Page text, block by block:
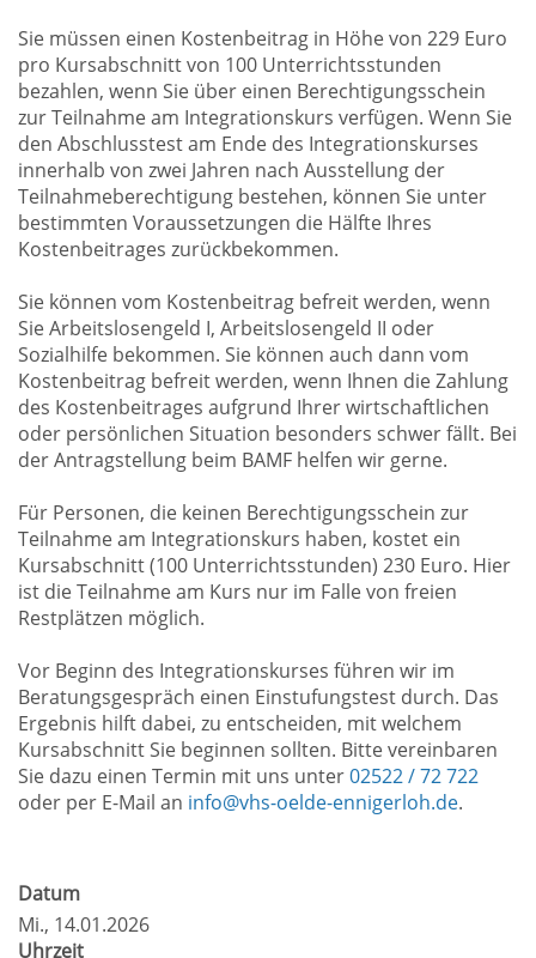
Sie müssen einen Kostenbeitrag in Höhe von 229 Euro
pro Kursabschnitt von 100 Unterrichtsstunden
bezahlen, wenn Sie über einen Berechtigungsschein
zur Teilnahme am Integrationskurs verfügen. Wenn Sie
den Abschlusstest am Ende des Integrationskurses
innerhalb von zwei Jahren nach Ausstellung der
Teilnahmeberechtigung bestehen, können Sie unter
bestimmten Voraussetzungen die Hälfte Ihres
Kostenbeitrages zurückbekommen.
Sie können vom Kostenbeitrag befreit werden, wenn
Sie Arbeitslosengeld I, Arbeitslosengeld II oder
Sozialhilfe bekommen. Sie können auch dann vom
Kostenbeitrag befreit werden, wenn Ihnen die Zahlung
des Kostenbeitrages aufgrund Ihrer wirtschaftlichen
oder persönlichen Situation besonders schwer fällt. Bei
der Antragstellung beim BAMF helfen wir gerne.
Für Personen, die keinen Berechtigungsschein zur
Teilnahme am Integrationskurs haben, kostet ein
Kursabschnitt (100 Unterrichtsstunden) 230 Euro. Hier
ist die Teilnahme am Kurs nur im Falle von freien
Restplätzen möglich.
Vor Beginn des Integrationskurses führen wir im
Beratungsgespräch einen Einstufungstest durch. Das
Ergebnis hilft dabei, zu entscheiden, mit welchem
Kursabschnitt Sie beginnen sollten. Bitte vereinbaren
Sie dazu einen Termin mit uns unter02522 / 72 722
oder per E-Mail an info@vhs-oelde-ennigerloh.de.
Datum
Mi., 14.01.2026
Uhrzeit